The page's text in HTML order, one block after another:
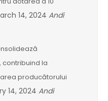
14, 2024 Andi
contribuind la
producătorului
14, 2024 Andi